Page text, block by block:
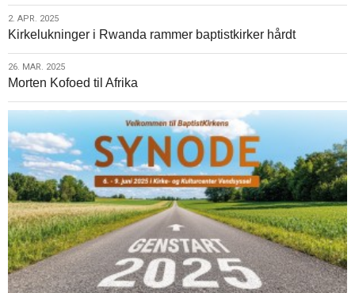
Næste
indlæg:
MailproblemerForrige
indlæg:
”Lad
os
tale
om
tro”
kampagnen
2.
apr.
2025
2. APR. 2025
Kirkelukninger i Rwanda rammer baptistkirker hårdt
26.
mar.
2025
26. MAR. 2025
Morten Kofoed til Afrika